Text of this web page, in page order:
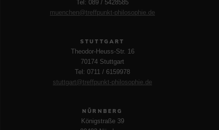
Tel: 089 / 5428585
muenchen@treffpunkt-philosophie.de
STUTTGART
Theodor-Heuss-Str. 16
70174 Stuttgart
Tel: 0711 / 6159978
stuttgart@treffpunkt-philosophie.de
NÜRNBERG
Königstraße 39